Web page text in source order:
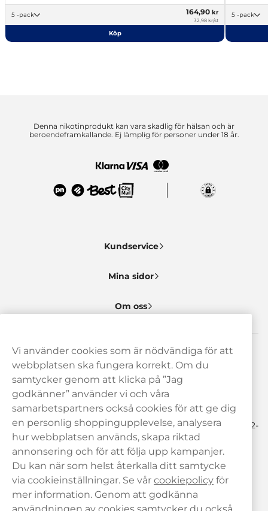
5 -pack 164,90 kr
32,98 kr/st
Köp
5 -pack
Denna nikotinprodukt kan vara skadlig för hälsan och är
beroendeframkallande. Ej lämplig för personer under 18 år.
Behöver du hjälp? Kontakta oss gärna!
hej@haypp.com
08 517 910 97
Mån-Tor 8.00-17.00 | Fre 9.00-17.00 | (Lunchstängt må-fre 12-
13)
Kundservice
Mina sidor
Om oss
Vi använder cookies som är nödvändiga för att
webbplatsen ska fungera korrekt. Om du
samtycker genom att klicka på ”Jag
godkänner” använder vi och våra
samarbetspartners också cookies för att ge dig
en personlig shoppingupplevelse, analysera
hur webbplatsen används, skapa riktad
annonsering och för att följa upp kampanjer.
Du kan när som helst återkalla ditt samtycke
via cookieinställningar. Se vår cookiepolicy för
mer information. Genom att godkänna